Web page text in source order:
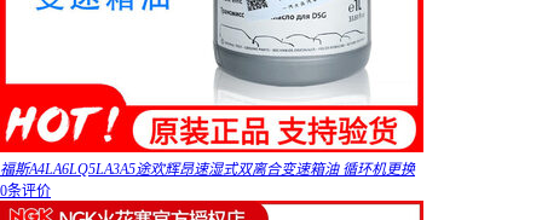
福斯A4LA6LQ5LA3A5途欢辉昂速湿式双离合变速箱油 循环机更换
0条评价